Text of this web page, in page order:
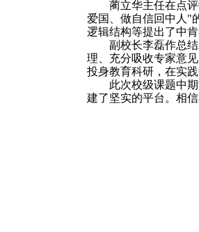
蔺立华主任在点
爱国、做自信回中人"
逻辑结构等提出了中
副校长李磊作总
理、充分吸收专家意
投身教育科研，在实
此次校级课题中
建了坚实的平台。相